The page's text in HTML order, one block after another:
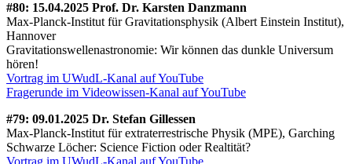
#80: 15.04.2025 Prof. Dr. Karsten Danzmann
Max-Planck-Institut für Gravitationsphysik (Albert Einstein Institut),
Hannover
Gravitationswellenastronomie: Wir können das dunkle Universum
hören!
Vortrag im UWudL-Kanal auf YouTube
Fragerunde im Videowissen-Kanal auf YouTube
#79: 09.01.2025 Dr. Stefan Gillessen
Max-Planck-Institut für extraterrestrische Physik (MPE), Garching
Schwarze Löcher: Science Fiction oder Realtität?
Vortrag im UWudL-Kanal auf YouTube